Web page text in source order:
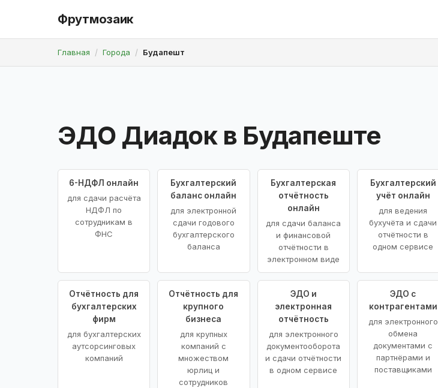
Фрутмозаик
Главная Города Будапешт
ЭДО Диадок в Будапеште
6-НДФЛ онлайн
для сдачи расчёта
НДФЛ по
сотрудникам в
ФНС
Бухгалтерский
баланс онлайн
для электронной
сдачи годового
бухгалтерского
баланса
Бухгалтерская
отчётность
онлайн
для сдачи баланса
и финансовой
отчётности в
электронном виде
Бухгалтерский
учёт онлайн
для ведения
бухучёта и сдачи
отчётности в
одном сервисе
Отчётность для
бухгалтерских
фирм
для бухгалтерских
аутсорсинговых
компаний
Отчётность для
крупного
бизнеса
для крупных
компаний с
множеством
юрлиц и
сотрудников
ЭДО и
электронная
отчётность
для электронного
документооборота
и сдачи отчётности
в одном сервисе
ЭДО с
контрагентами
для электронного
обмена
документами с
партнёрами и
поставщиками